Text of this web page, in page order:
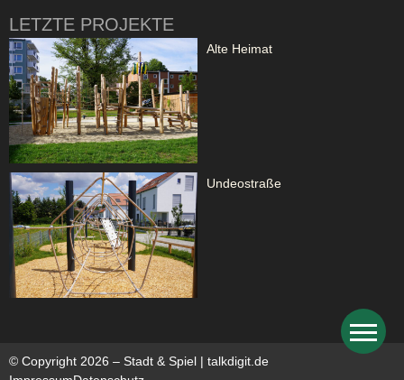
LETZTE PROJEKTE
Alte Heimat
Undeostraße
© Copyright 2026 – Stadt & Spiel | talkdigit.de